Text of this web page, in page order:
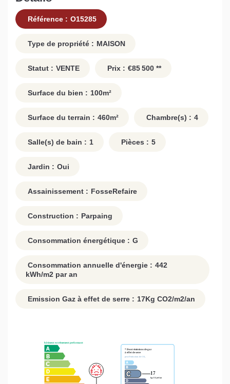
Référence : O15285
Type de propriété : MAISON
Statut : VENTE Prix : €85 500 **
Surface du bien : 100m²
Surface du terrain : 460m² Chambre(s) : 4
Salle(s) de bain : 1 Pièces : 5
Jardin : Oui
Assainissement : FosseRefaire
Construction : Parpaing
Consommation énergétique : G
Consommation annuelle d'énergie : 442
kWh/m2 par an
Emission Gaz à effet de serre : 17Kg CO2/m2/an